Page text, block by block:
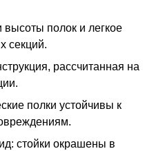
высоты полок и легкое
секций.
рассчитанная на
полки устойчивы к
стойки окрашены в